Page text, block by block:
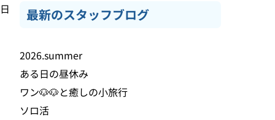
最新のスタッフブログ
2026.summer
ある日の昼休み
ワン🐶🐶と癒しの小旅行
ソロ活